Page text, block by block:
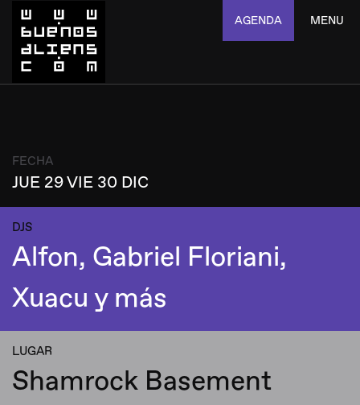
AGENDA MENU
FECHA
JUE 29 VIE 30 DIC
DJS
Alfon, Gabriel Floriani,
Xuacu y más
LUGAR
Shamrock Basement